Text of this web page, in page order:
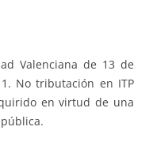
Valenciana de 13 de
No tributación en ITP
en virtud de una